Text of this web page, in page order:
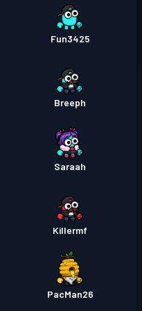
Tingkat
15
Fun3425
Breeph
Saraah
Killermf
PacMan26